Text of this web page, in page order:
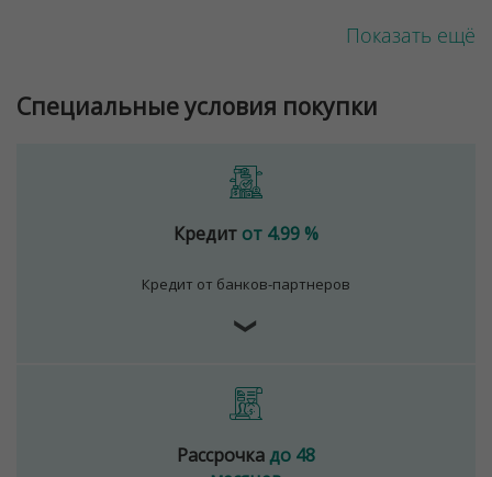
Показать ещё
Специальные условия покупки
Кредит от 4.99 %
Кредит от банков-партнеров
❯
Рассрочкадо 48